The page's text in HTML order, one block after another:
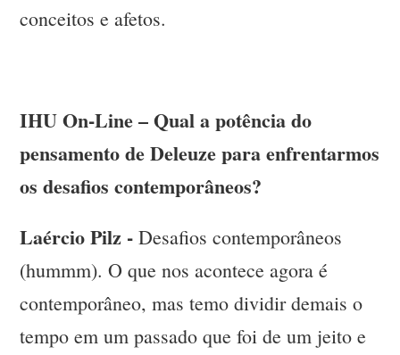
conceitos e afetos.
IHU On-Line – Qual a potência do
pensamento de Deleuze para enfrentarmos
os desafios contemporâneos?
Laércio Pilz - Desafios contemporâneos
(hummm). O que nos acontece agora é
contemporâneo, mas temo dividir demais o
tempo em um passado que foi de um jeito e